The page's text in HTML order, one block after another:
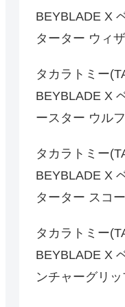
BEYBLADE X
ターター ウィ
タカラトミー
BEYBLADE X
ースター ウル
タカラトミー
BEYBLADE X
ターター スコ
タカラトミー
BEYBLADE X
ンチャーグリッ